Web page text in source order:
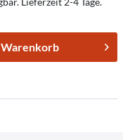
Warenkorb